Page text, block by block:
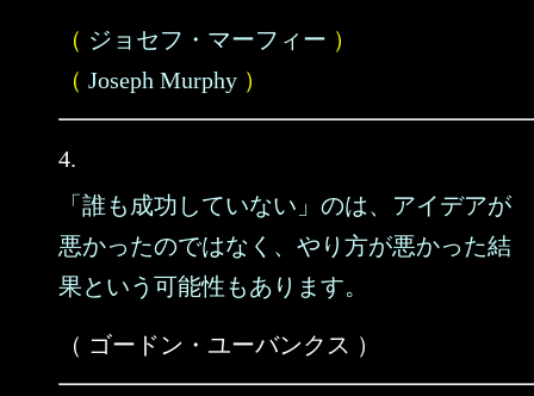
（ ジョセフ・マーフィー ）
（ Joseph Murphy ）
4.
「誰も成功していない」のは、アイデアが
悪かったのではなく、やり方が悪かった結
果という可能性もあります。
（ ゴードン・ユーバンクス ）